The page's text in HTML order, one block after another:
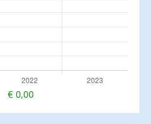
€ 0,00